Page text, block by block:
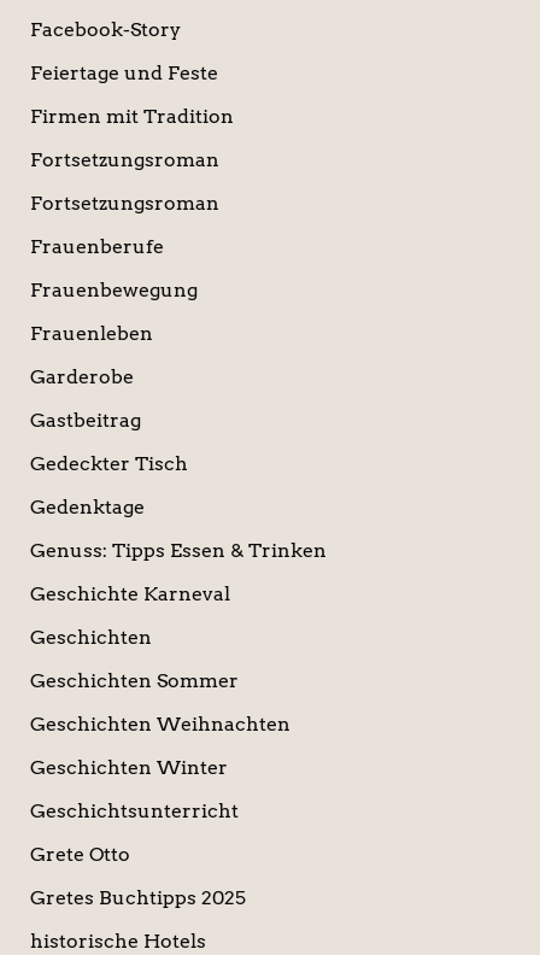
Facebook-Story
Feiertage und Feste
Firmen mit Tradition
Fortsetzungsroman
Fortsetzungsroman
Frauenberufe
Frauenbewegung
Frauenleben
Garderobe
Gastbeitrag
Gedeckter Tisch
Gedenktage
Genuss: Tipps Essen & Trinken
Geschichte Karneval
Geschichten
Geschichten Sommer
Geschichten Weihnachten
Geschichten Winter
Geschichtsunterricht
Grete Otto
Gretes Buchtipps 2025
historische Hotels